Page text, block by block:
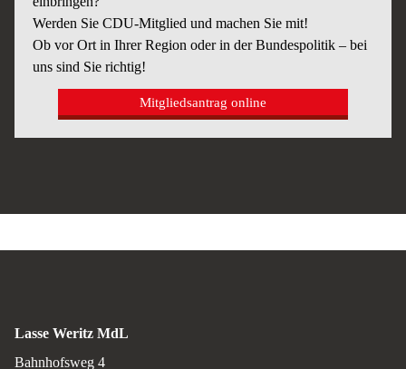
Werden Sie CDU-Mitglied und machen Sie mit!
Ob vor Ort in Ihrer Region oder in der Bundespolitik – bei
uns sind Sie richtig!
Mitgliedsantrag online
Lasse Weritz MdL
Bahnhofsweg 4